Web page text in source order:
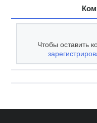
Чтобы оставить